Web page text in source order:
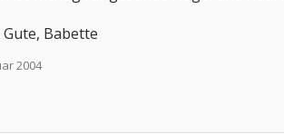
Gute, Babette
2004